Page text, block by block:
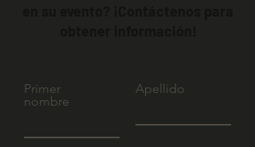
Primer
nombre
Apellido